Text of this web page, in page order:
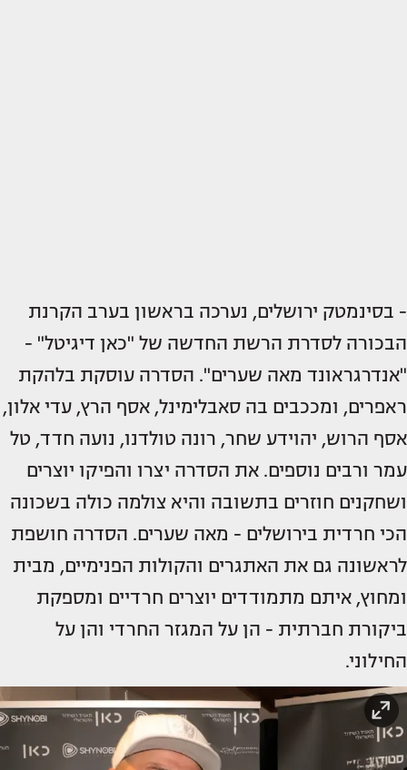
- בסינמטק ירושלים, נערכה בראשון בערב הקרנת
הבכורה לסדרת הרשת החדשה של "כאן דיגיטל" -
"אנדרגראונד מאה שערים". הסדרה עוסקת בלהקת
ראפרים, ומככבים בה סאבלימינל, אסף הרץ, עדי אלון,
אסף הרוש, יהוידע שחר, רונה טולדנו, נועה חדד, טל
עמר ורבים נוספים. את הסדרה יצרו והפיקו יוצרים
ושחקנים חוזרים בתשובה והיא צולמה כולה בשכונה
הכי חרדית בירושלים - מאה שערים. הסדרה חושפת
לראשונה גם את האתגרים והקולות הפנימיים, מבית
ומחוץ, איתם מתמודדים יוצרים חרדיים ומספקת
ביקורת חברתית - הן על המגזר החרדי והן על
החילוני.